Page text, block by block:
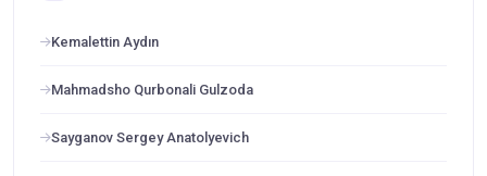
Kemalettin Aydın
Mahmadsho Qurbonali Gulzoda
Sayganov Sergey Anatolyevich